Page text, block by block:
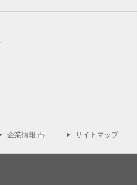
企業情報 サイトマップ